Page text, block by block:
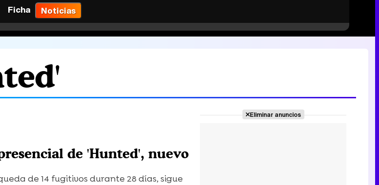
Ficha Noticias
de 'Hunted', nuevo
de 14 fugitivos durante 28 días, sigue
Eliminar anuncios